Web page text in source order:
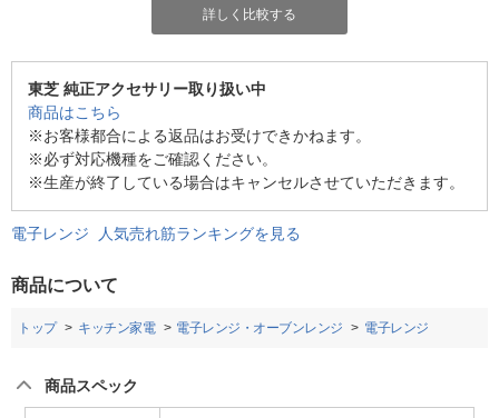
詳しく比較する
東芝 純正アクセサリー取り扱い中
商品はこちら
※お客様都合による返品はお受けできかねます。
※必ず対応機種をご確認ください。
※生産が終了している場合はキャンセルさせていただきます。
電子レンジ 人気売れ筋ランキングを見る
商品について
トップ キッチン家電 電子レンジ・オーブンレンジ 電子レンジ
商品スペック